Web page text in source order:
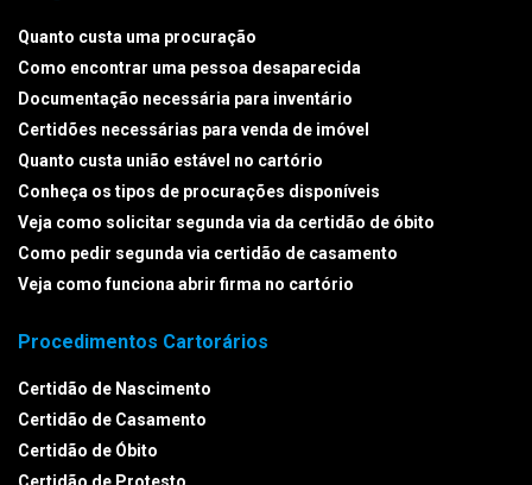
Quanto custa uma procuração
Como encontrar uma pessoa desaparecida
Documentação necessária para inventário
Certidões necessárias para venda de imóvel
Quanto custa união estável no cartório
Conheça os tipos de procurações disponíveis
Veja como solicitar segunda via da certidão de óbito
Como pedir segunda via certidão de casamento
Veja como funciona abrir firma no cartório
Procedimentos Cartorários
Certidão de Nascimento
Certidão de Casamento
Certidão de Óbito
Certidão de Protesto